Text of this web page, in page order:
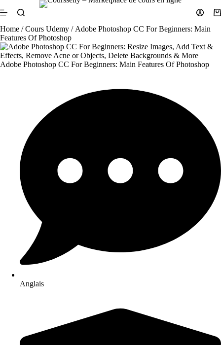
to
Home /Cours Udemy / Adobe Photoshop CC For Beginners: Main
Features Of Photoshop
Adobe Photoshop CC For Beginners: Main Features Of Photoshop
Anglais